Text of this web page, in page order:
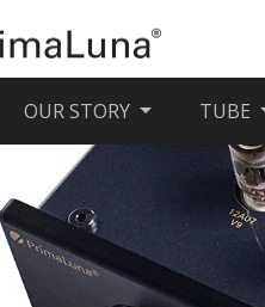
OUR STORY TUBE